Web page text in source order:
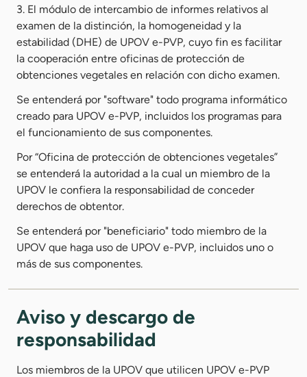
3. El módulo de intercambio de informes relativos al
examen de la distinción, la homogeneidad y la
estabilidad (DHE) de UPOV e-PVP, cuyo fin es facilitar
la cooperación entre oficinas de protección de
obtenciones vegetales en relación con dicho examen.
Se entenderá por "software" todo programa informático
creado para UPOV e-PVP, incluidos los programas para
el funcionamiento de sus componentes.
Por “Oficina de protección de obtenciones vegetales”
se entenderá la autoridad a la cual un miembro de la
UPOV le confiera la responsabilidad de conceder
derechos de obtentor.
Se entenderá por "beneficiario" todo miembro de la
UPOV que haga uso de UPOV e-PVP, incluidos uno o
más de sus componentes.
Aviso y descargo de
responsabilidad
Los miembros de la UPOV que utilicen UPOV e-PVP